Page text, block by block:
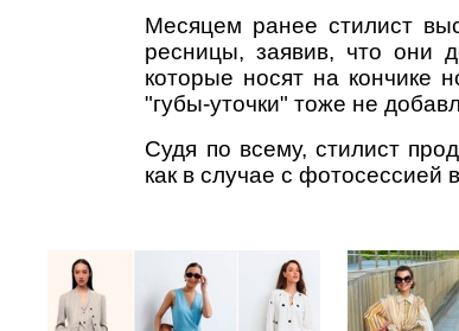
Месяцем ранее стилист
ресницы, заявив, что они
которые носят на кончике
"губы-уточки" тоже не
Судя по всему, стилист
как в случае с фотосессией